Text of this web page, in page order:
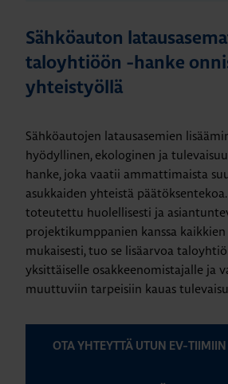
Sähköauton
taloyhtiöön -hanke
yhteistyöllä
Sähköautojen latausasemien
hyödyllinen, ekologinen ja
hanke, joka vaatii ammattimaista
asukkaiden yhteistä
toteutettu huolellisesti ja
projektikumppanien kanssa
mukaisesti, tuo se lisäarvoa
yksittäiselle osakkeenomistajalle ja
muuttuviin tarpeisiin kauas
OTA YHTEYTTÄ UTUN EV-TIIMIIN